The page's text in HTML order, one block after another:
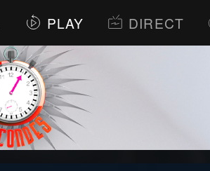
PLAY DIRECT